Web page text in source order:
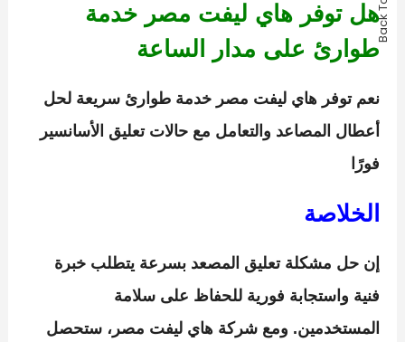
هل توفر هاي ليفت مصر خدمة
طوارئ على مدار الساعة
نعم توفر هاي ليفت مصر خدمة طوارئ سريعة لحل
أعطال المصاعد والتعامل مع حالات تعليق الأسانسير
فورًا
الخلاصة
إن حل مشكلة تعليق المصعد بسرعة يتطلب خبرة
فنية واستجابة فورية للحفاظ على سلامة
المستخدمين. ومع شركة هاي ليفت مصر ، ستحصل